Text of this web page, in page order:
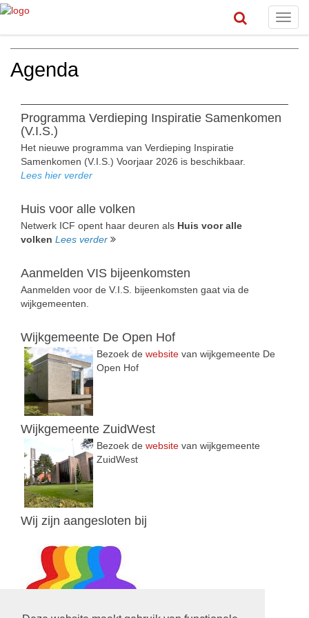
Agenda
Programma Verdieping Inspiratie Samenkomen
(V.I.S.)
Het nieuwe programma van Verdieping Inspiratie
Samenkomen (V.I.S.) Voorjaar 2026 is beschikbaar.
Lees hier verder
Huis voor alle volken
Netwerk ICF opent haar deuren als Huis voor alle
volken Lees verder
Aanmelden VIS bijeenkomsten
Aanmelden voor de V.I.S. bijeenkomsten gaat via de
wijkgemeenten.
Wijkgemeente De Open Hof
Bezoek de website van wijkgemeente De
Open Hof
Wijkgemeente ZuidWest
Bezoek de website van wijkgemeente
ZuidWest
Wij zijn aangesloten bij